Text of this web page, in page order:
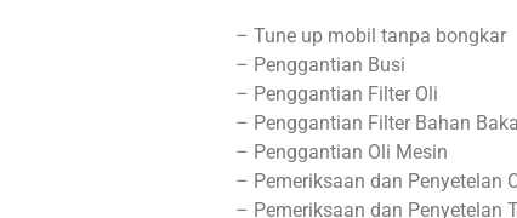
– Tune up mobil tanpa bongkar
– Penggantian Busi
– Penggantian Filter Oli
– Penggantian Filter Bahan
– Penggantian Oli Mesin
– Pemeriksaan dan Penyetelan
– Pemeriksaan dan Penyetelan